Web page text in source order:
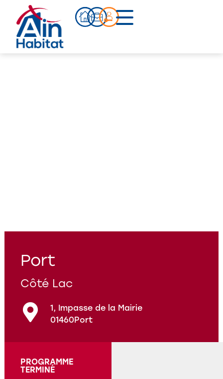
Programmes en cours
Port
Côté Lac
1, Impasse de la Mairie
01460Port
PROGRAMME
TERMINÉ